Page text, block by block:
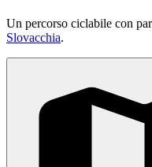
Un percorso ciclabile con
Slovacchia.